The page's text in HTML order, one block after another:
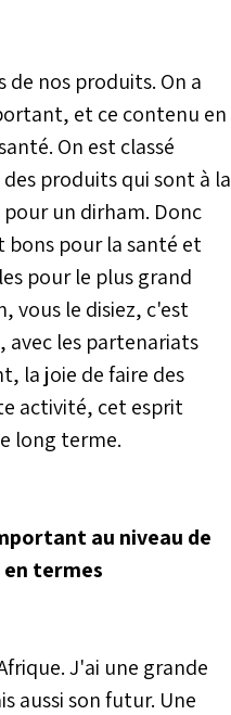
de nos produits. On a
et ce contenu en
On est classé
produits qui sont à la
un dirham. Donc
bons pour la santé et
pour le plus grand
vous le disiez, c'est
avec les partenariats
la joie de faire des
activité, cet esprit
long terme.
au niveau de
termes
J'ai une grande
aussi son futur. Une